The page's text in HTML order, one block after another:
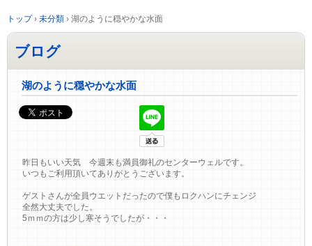
トップ› 未分類 › 湖のように穏やかな水面
ブログ
湖のように穏やかな水面
昨日もいい天気 今週末も満員御礼のセンターウェルです。
いつもご利用頂いてありがとうございます。
ゲストさんが全員ウエットだったので僕もロクハンにチェンジ
全然大丈夫でした。
5ｍｍの方は少し寒そうでしたが・・・